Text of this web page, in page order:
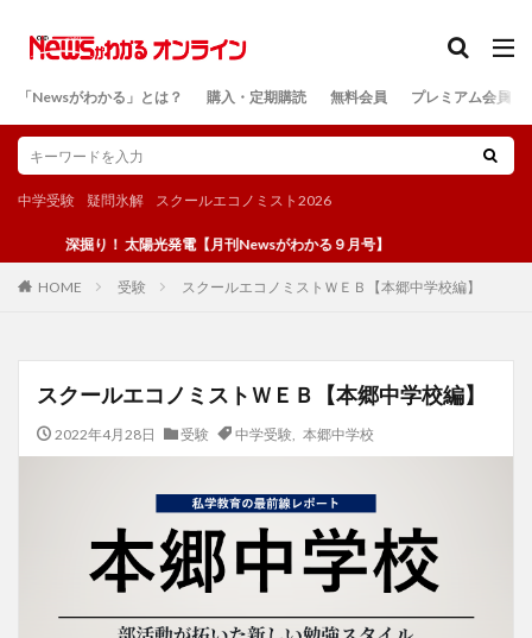
「Newsがわかる」とは？ 購入・定期購読 無料会員 プレミアム会員
中学受験 疑問氷解 スクールエコノミスト2026
掘り！ 太陽光発電【月刊Newsがわかる９月号】
HOME 受験 スクールエコノミストＷＥＢ【本郷中学校編】
スクールエコノミストＷＥＢ【本郷中学校編】
2022年4月28日 受験 中学受験, 本郷中学校
検索